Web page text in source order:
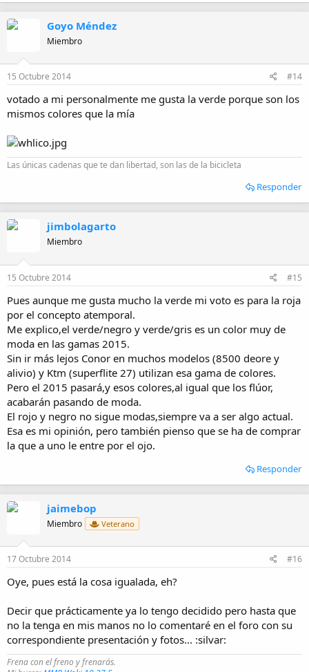
Goyo Méndez
Miembro
15 Octubre 2014 #14
votado a mi personalmente me gusta la verde porque son los
mismos colores que la mía
Las únicas cadenas que te dan libertad, son las de la bicicleta
Responder
jimbolagarto
Miembro
15 Octubre 2014 #15
Pues aunque me gusta mucho la verde mi voto es para la roja
por el concepto atemporal.
Me explico,el verde/negro y verde/gris es un color muy de
moda en las gamas 2015.
Sin ir más lejos Conor en muchos modelos (8500 deore y
alivio) y Ktm (superflite 27) utilizan esa gama de colores.
Pero el 2015 pasará,y esos colores,al igual que los flúor,
acabarán pasando de moda.
El rojo y negro no sigue modas,siempre va a ser algo actual.
Esa es mi opinión, pero también pienso que se ha de comprar
la que a uno le entre por el ojo.
Responder
jaimebop
Miembro Veterano
17 Octubre 2014 #16
Oye, pues está la cosa igualada, eh?
Decir que prácticamente ya lo tengo decidido pero hasta que
no la tenga en mis manos no lo comentaré en el foro con su
correspondiente presentación y fotos... :silvar:
Frena con el freno y frenarás.